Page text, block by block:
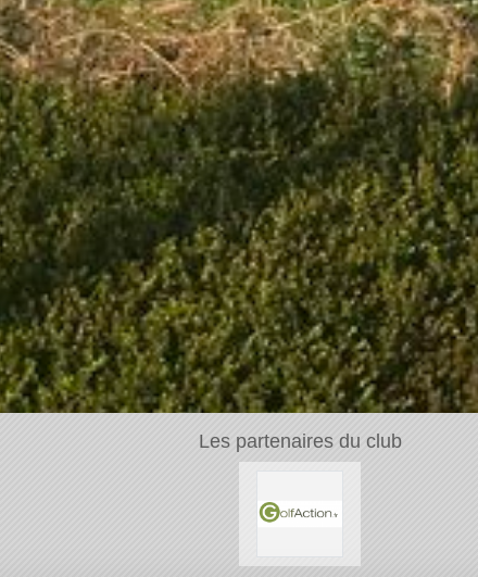
Les partenaires du club